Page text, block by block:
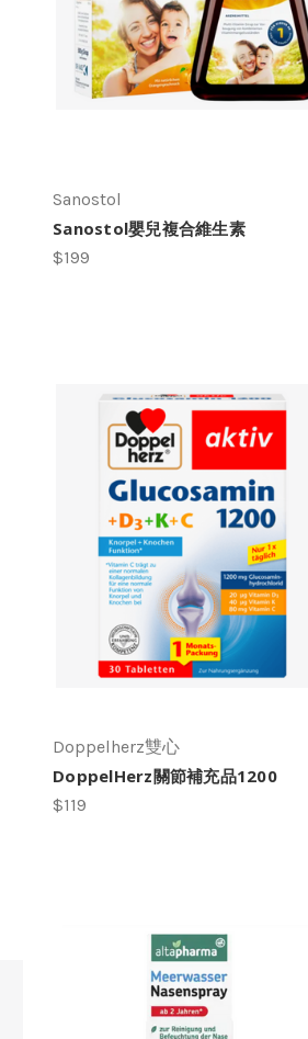
Sanostol
Sanostol嬰兒複合維生素
$199
Doppelherz雙心
DoppelHerz關節補充品1200
$119